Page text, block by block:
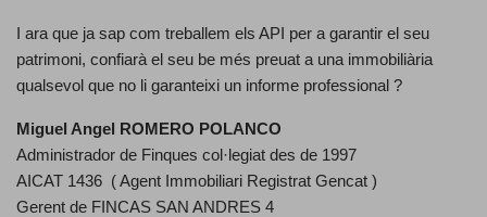
I ara que ja sap com treballem els API per a garantir el seu
patrimoni, confiarà el seu be més preuat a una immobiliària
qualsevol que no li garanteixi un informe professional ?
Miguel Angel ROMERO POLANCO
Administrador de Finques col·legiat des de 1997
AICAT 1436 ( Agent Immobiliari Registrat Gencat )
Gerent de FINCAS SAN ANDRES 4